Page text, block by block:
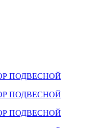
ПОДВЕСНОЙ
ПОДВЕСНОЙ
ПОДВЕСНОЙ